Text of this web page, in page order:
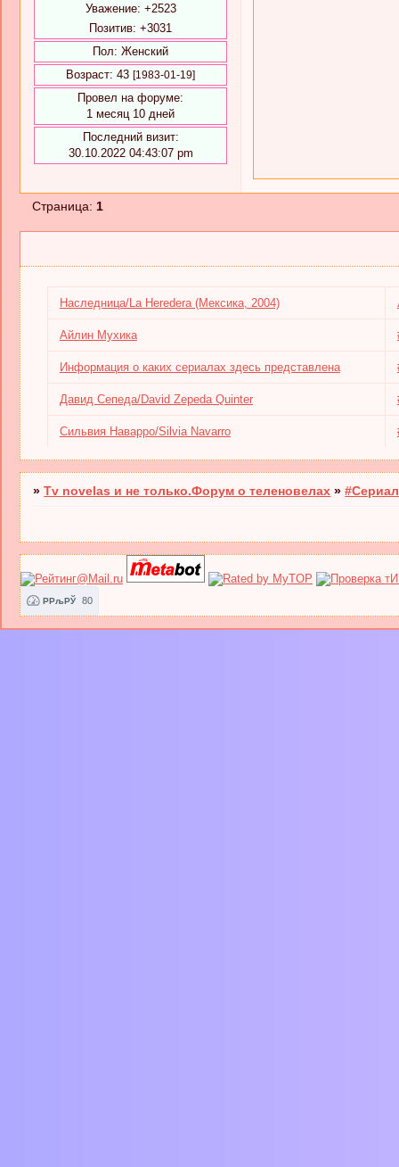
Уважение: +2523
Позитив: +3031
Пол: Женский
Возраст: 43 [1983-01-19]
Провел на форуме:
1 месяц 10 дней
Последний визит:
30.10.2022 04:43:07 pm
Страница: 1
Наследница/La Heredera (Мексика, 2004)
Айлин Мухика
Информация о каких сериалах здесь представлена
Давид Сепеда/David Zepeda Quinter
Сильвия Наварро/Silvia Navarro
»Tv novelas и не только.Форум о теленовелах »
РРљРЎ 80